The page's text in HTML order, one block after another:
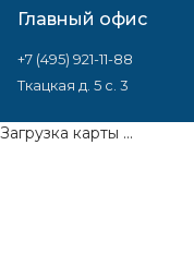
Главный офис
+7 (495) 921-11-88
Ткацкая д. 5 с. 3
Загрузка карты ...